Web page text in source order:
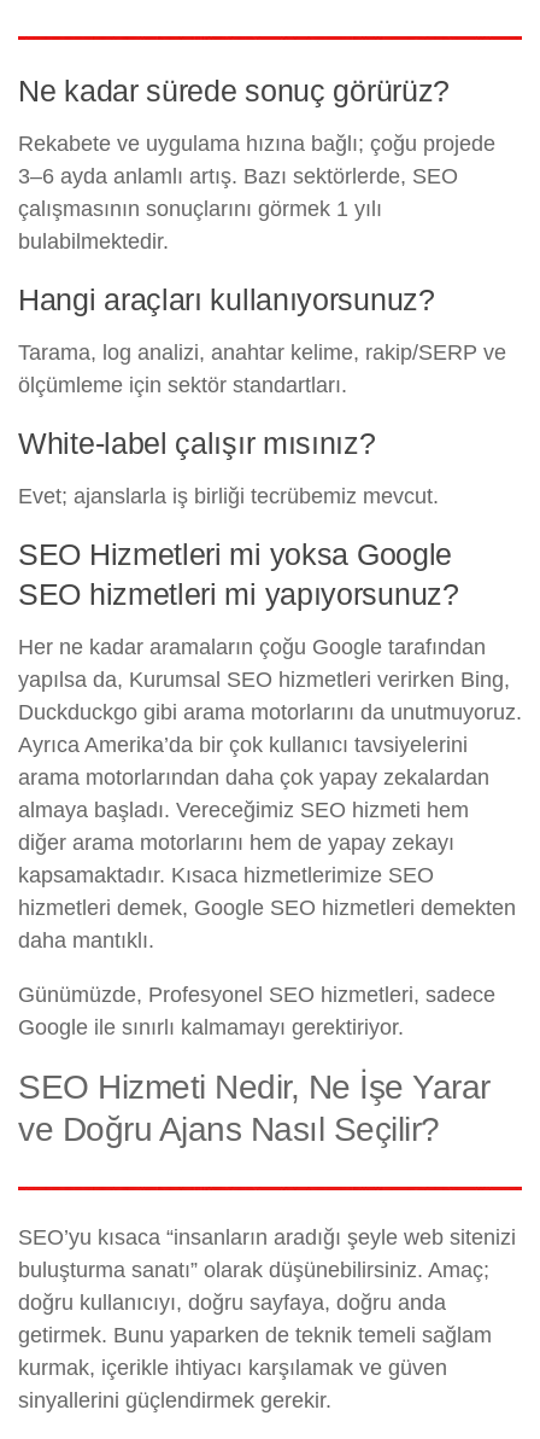
Ne kadar sürede sonuç görürüz?
Rekabete ve uygulama hızına bağlı; çoğu projede
3–6 ayda anlamlı artış. Bazı sektörlerde, SEO
çalışmasının sonuçlarını görmek 1 yılı
bulabilmektedir.
Hangi araçları kullanıyorsunuz?
Tarama, log analizi, anahtar kelime, rakip/SERP ve
ölçümleme için sektör standartları.
White-label çalışır mısınız?
Evet; ajanslarla iş birliği tecrübemiz mevcut.
SEO Hizmetleri mi yoksa Google
SEO hizmetleri mi yapıyorsunuz?
Her ne kadar aramaların çoğu Google tarafından
yapılsa da, Kurumsal SEO hizmetleri verirken Bing,
Duckduckgo gibi arama motorlarını da unutmuyoruz.
Ayrıca Amerika’da bir çok kullanıcı tavsiyelerini
arama motorlarından daha çok yapay zekalardan
almaya başladı. Vereceğimiz SEO hizmeti hem
diğer arama motorlarını hem de yapay zekayı
kapsamaktadır. Kısaca hizmetlerimize SEO
hizmetleri demek, Google SEO hizmetleri demekten
daha mantıklı.
Günümüzde, Profesyonel SEO hizmetleri, sadece
Google ile sınırlı kalmamayı gerektiriyor.
SEO Hizmeti Nedir, Ne İşe Yarar
ve Doğru Ajans Nasıl Seçilir?
SEO’yu kısaca “insanların aradığı şeyle web sitenizi
buluşturma sanatı” olarak düşünebilirsiniz. Amaç;
doğru kullanıcıyı, doğru sayfaya, doğru anda
getirmek. Bunu yaparken de teknik temeli sağlam
kurmak, içerikle ihtiyacı karşılamak ve güven
sinyallerini güçlendirmek gerekir.